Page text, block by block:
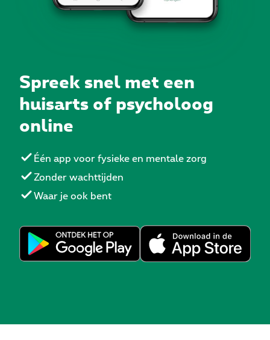
Spreek snel met een
huisarts of psycholoog
online
Één app voor fysieke en mentale zorg
Zonder wachttijden
Waar je ook bent